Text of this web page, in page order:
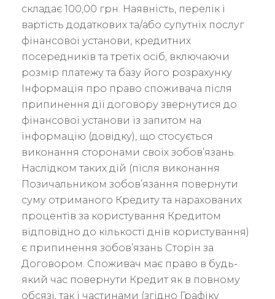
складає 100,00 грн. Наявність, перелік і
вартість додаткових та/або супутніх послуг
фінансової установи, кредитних
посередників та третіх осіб, включаючи
розмір платежу та базу його розрахунку
Інформація про право споживача після
припинення дії договору звернутися до
фінансової установи із запитом на
інформацію (довідку), що стосується
виконання сторонами своїх зобов’язань.
Наслідком таких дій (після виконання
Позичальником зобов’язання повернути
суму отриманого Кредиту та нарахованих
процентів за користування Кредитом
відповідно до кількості днів користування)
є припинення зобов’язань Сторін за
Договором. Споживач має право в будь-
який час повернути Кредит як в повному
обсязі, так і частинами (згідно Графіку